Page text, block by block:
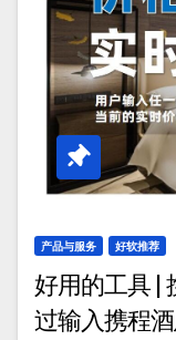
产品与服务 好软推荐
好用的工具 |
过输入携程